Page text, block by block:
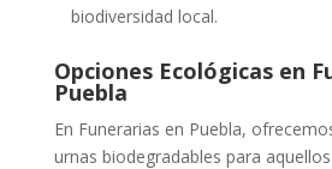
biodiversidad local.
Opciones Ecológicas en
Puebla
En Funerarias en Puebla,
urnas biodegradables para